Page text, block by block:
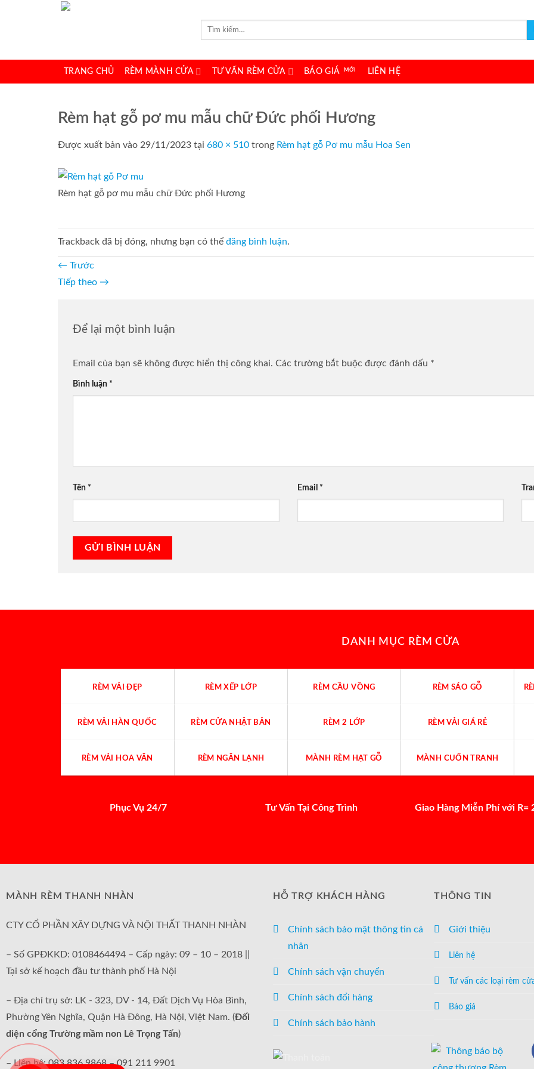
dung
Tìm
kiếm:
TRANG CHỦ RÈM MÀNH CỬA TƯ VẤN RÈM CỬA BÁO GIÁ LIÊN HỆ
Rèm hạt gỗ pơ mu mẫu chữ Đức phối Hương
Được xuất bản vào 29/11/2023 tại 680 × 510 trong Rèm hạt gỗ Pơ mu mẫu Hoa Sen
Rèm hạt gỗ pơ mu mẫu chữ Đức phối Hương
Trackback đã bị đóng, nhưng bạn có thể đăng bình luận.
← Trước
Tiếp theo →
Để lại một bình luận
Email của bạn sẽ không được hiển thị công khai. Các trường bắt buộc được đánh dấu *
Bình luận *
Tên * Email *
DANH MỤC RÈM CỬA
RÈM VẢI ĐẸP RÈM XẾP LỚP RÈM CẦU VỒNG RÈM SÁO GỖ
RÈM VẢI HÀN QUỐC RÈM CỬA NHẬT BẢN RÈM 2 LỚP RÈM VẢI GIÁ RẺ
RÈM VẢI HOA VĂN RÈM NGĂN LẠNH MÀNH RÈM HẠT GỖ MÀNH CUỐN TRANH
Phục Vụ 24/7 Tư Vấn Tại Công Trình Giao Hàng Miễn Phí với R=
MÀNH RÈM THANH NHÀN
CTY CỔ PHẦN XÂY DỰNG VÀ NỘI THẤT THANH NHÀN
– Số GPĐKKD: 0108464494 – Cấp ngày: 09 – 10 – 2018 ||
Tại sở kế hoạch đầu tư thành phố Hà Nội
– Địa chỉ trụ sở: LK - 323, DV - 14, Đất Dịch Vụ Hòa Bình,
Phường Yên Nghĩa, Quận Hà Đông, Hà Nội, Việt Nam. (Đối
diện cổng Trường mầm non Lê Trọng Tấn)
– Liên hệ: 083 836 9868 – 091 211 9901
HỖ TRỢ KHÁCH HÀNG
Chính sách bảo mật thông tin cá
nhân
Chính sách vận chuyển
Chính sách đổi hàng
Chính sách bảo hành
THÔNG TIN
Giới thiệu
Liên hệ
Tư vấn các loại rèm
Báo giá